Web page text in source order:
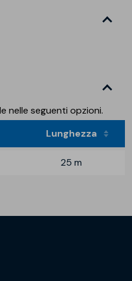
nelle seguenti opzioni.
Lunghezza
25 m